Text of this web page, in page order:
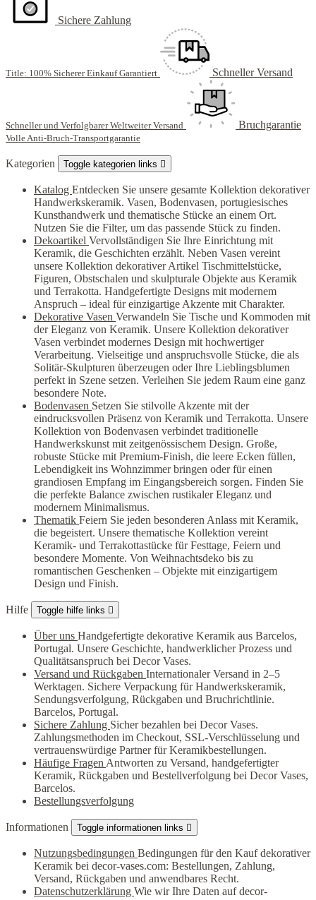
Sichere Zahlung
Title: 100% Sicherer Einkauf Garantiert Schneller Versand
Schneller und Verfolgbarer Weltweiter Versand Bruchgarantie
Volle Anti-Bruch-Transportgarantie
Kategorien Toggle kategorien links 
Katalog Entdecken Sie unsere gesamte Kollektion dekorativer
Handwerkskeramik. Vasen, Bodenvasen, portugiesisches
Kunsthandwerk und thematische Stücke an einem Ort.
Nutzen Sie die Filter, um das passende Stück zu finden.
Dekoartikel Vervollständigen Sie Ihre Einrichtung mit
Keramik, die Geschichten erzählt. Neben Vasen vereint
unsere Kollektion dekorativer Artikel Tischmittelstücke,
Figuren, Obstschalen und skulpturale Objekte aus Keramik
und Terrakotta. Handgefertigte Designs mit modernem
Anspruch – ideal für einzigartige Akzente mit Charakter.
Dekorative Vasen Verwandeln Sie Tische und Kommoden mit
der Eleganz von Keramik. Unsere Kollektion dekorativer
Vasen verbindet modernes Design mit hochwertiger
Verarbeitung. Vielseitige und anspruchsvolle Stücke, die als
Solitär-Skulpturen überzeugen oder Ihre Lieblingsblumen
perfekt in Szene setzen. Verleihen Sie jedem Raum eine ganz
besondere Note.
Bodenvasen Setzen Sie stilvolle Akzente mit der
eindrucksvollen Präsenz von Keramik und Terrakotta. Unsere
Kollektion von Bodenvasen verbindet traditionelle
Handwerkskunst mit zeitgenössischem Design. Große,
robuste Stücke mit Premium-Finish, die leere Ecken füllen,
Lebendigkeit ins Wohnzimmer bringen oder für einen
grandiosen Empfang im Eingangsbereich sorgen. Finden Sie
die perfekte Balance zwischen rustikaler Eleganz und
modernem Minimalismus.
Thematik Feiern Sie jeden besonderen Anlass mit Keramik,
die begeistert. Unsere thematische Kollektion vereint
Keramik- und Terrakottastücke für Festtage, Feiern und
besondere Momente. Von Weihnachtsdeko bis zu
romantischen Geschenken – Objekte mit einzigartigem
Design und Finish.
Hilfe Toggle hilfe links 
Über uns Handgefertigte dekorative Keramik aus Barcelos,
Portugal. Unsere Geschichte, handwerklicher Prozess und
Qualitätsanspruch bei Decor Vases.
Versand und Rückgaben Internationaler Versand in 2–5
Werktagen. Sichere Verpackung für Handwerkskeramik,
Sendungsverfolgung, Rückgaben und Bruchrichtlinie.
Barcelos, Portugal.
Sichere Zahlung Sicher bezahlen bei Decor Vases.
Zahlungsmethoden im Checkout, SSL-Verschlüsselung und
vertrauenswürdige Partner für Keramikbestellungen.
Häufige Fragen Antworten zu Versand, handgefertigter
Keramik, Rückgaben und Bestellverfolgung bei Decor Vases,
Barcelos.
Bestellungsverfolgung
Informationen Toggle informationen links 
Nutzungsbedingungen Bedingungen für den Kauf dekorativer
Keramik bei decor-vases.com: Bestellungen, Zahlung,
Versand, Rückgaben und anwendbares Recht.
Datenschutzerklärung Wie wir Ihre Daten auf decor-